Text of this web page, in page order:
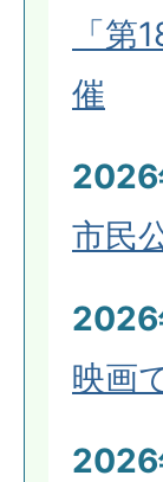
「
催
2026
市民
2026
映画
2026